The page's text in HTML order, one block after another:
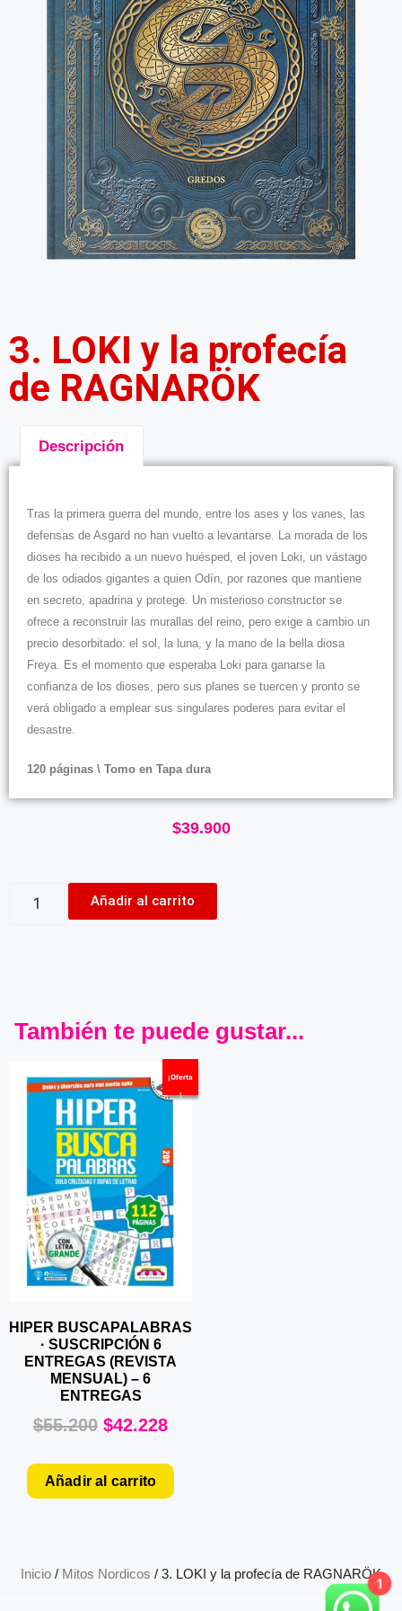
3. LOKI y la profecía
de RAGNARÖK
Descripción
Tras la primera guerra del mundo, entre los ases y los vanes, las
defensas de Asgard no han vuelto a levantarse. La morada de los
dioses ha recibido a un nuevo huésped, el joven Loki, un vástago
de los odiados gigantes a quien Odín, por razones que mantiene
en secreto, apadrina y protege. Un misterioso constructor se
ofrece a reconstruir las murallas del reino, pero exige a cambio un
precio desorbitado: el sol, la luna, y la mano de la bella diosa
Freya. Es el momento que esperaba Loki para ganarse la
confianza de los dioses, pero sus planes se tuercen y pronto se
verá obligado a emplear sus singulares poderes para evitar el
desastre.
120 páginas \ Tomo en Tapa dura
$39.900
Añadir al carrito
También te puede gustar...
¡Oferta
!
HIPER BUSCAPALABRAS
· SUSCRIPCIÓN 6
ENTREGAS (REVISTA
MENSUAL) – 6
ENTREGAS
$55.200 $42.228
Añadir al carrito
Inicio / Mitos Nordicos / 3. LOKI y la profecía de RAGNARÖK
1